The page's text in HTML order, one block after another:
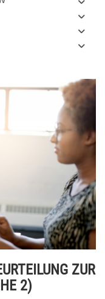
ZUR
2)